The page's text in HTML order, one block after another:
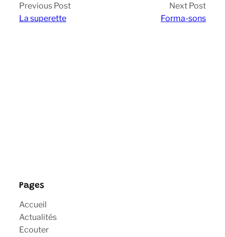
Previous Post
La superette
Next Post
Forma-sons
Pages
Accueil
Actualités
Ecouter